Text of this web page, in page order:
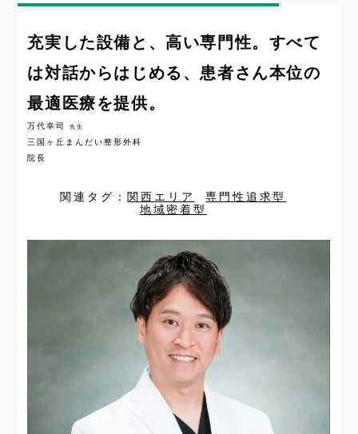
充実した設備と、高い専門性。すべて
は対話からはじめる、患者さん本位の
最適医療を提供。
万代幸司先生
三国ヶ丘まんだい整形外科
院長
関連タグ： 関西エリア
専門性追求型
地域密着型